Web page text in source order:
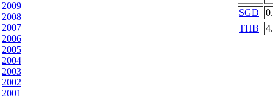
2009
2008
2007
2006
2005
2004
2003
2002
2001
SGD
THB